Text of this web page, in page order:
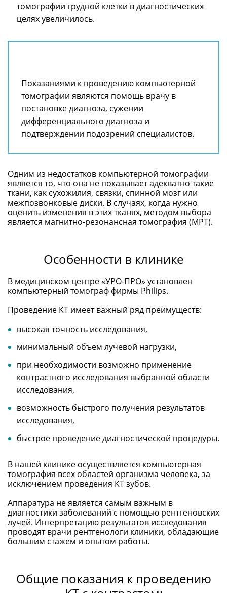
томографии грудной клетки в диагностических
целях увеличилось.
Показаниями к проведению компьютерной
томографии являются помощь врачу в
постановке диагноза, сужении
дифференциального диагноза и
подтверждении подозрений специалистов.
Одним из недостатков компьютерной томографии
является то, что она не показывает адекватно такие
ткани, как сухожилия, связки, спинной мозг или
межпозвонковые диски. В случаях, когда нужно
оценить изменения в этих тканях, методом выбора
является магнитно-резонансная томография (МРТ).
Особенности в клинике
В медицинском центре «УРО-ПРО» установлен
компьютерный томограф фирмы Philips.
Проведение КТ имеет важный ряд преимуществ:
высокая точность исследования,
минимальный объем лучевой нагрузки,
при необходимости возможно применение
контрастного исследования выбранной области
исследования,
возможность быстрого получения результатов
исследования,
быстрое проведение диагностической процедуры.
В нашей клинике осуществляется компьютерная
томография всех областей организма человека, за
исключением проведения КТ зубов.
Аппаратура не является самым важным в
диагностики заболеваний с помощью рентгеновских
лучей. Интерпретацию результатов исследования
проводят врачи рентгенологи клиники, обладающие
большим стажем и опытом работы.
Общие показания к проведению